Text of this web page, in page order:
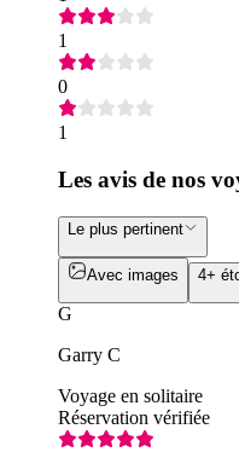
1
0
1
Les avis de nos
Le plus pertinent
Avec images 4+
G
Garry C
Voyage en solitaire
Réservation vérifiée